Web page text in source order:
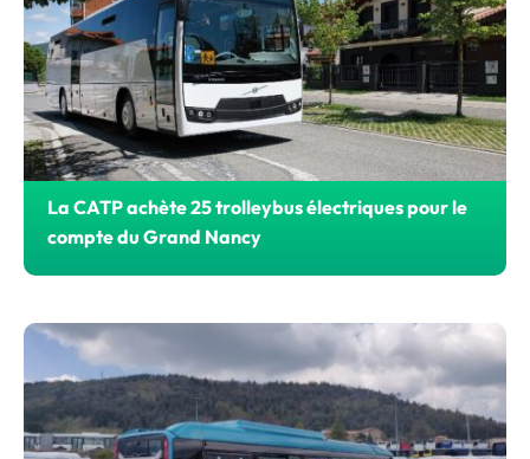
La CATP achète 25 trolleybus électriques pour le
compte du Grand Nancy